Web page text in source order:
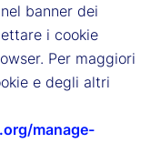
banner dei
i cookie
Per maggiori
e degli altri
manage-